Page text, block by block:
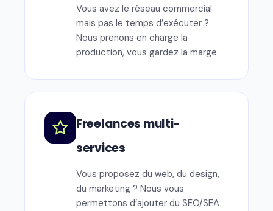
Vous avez le réseau commercial
mais pas le temps d’exécuter ?
Nous prenons en charge la
production, vous gardez la marge.
Freelances multi-
services
Vous proposez du web, du design,
du marketing ? Nous vous
permettons d’ajouter du SEO/SEA